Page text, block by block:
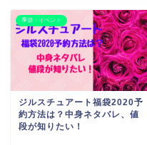
季節・イベント
ジルスチュアート福袋2020予
約方法は？中身ネタバレ、値
段が知りたい！